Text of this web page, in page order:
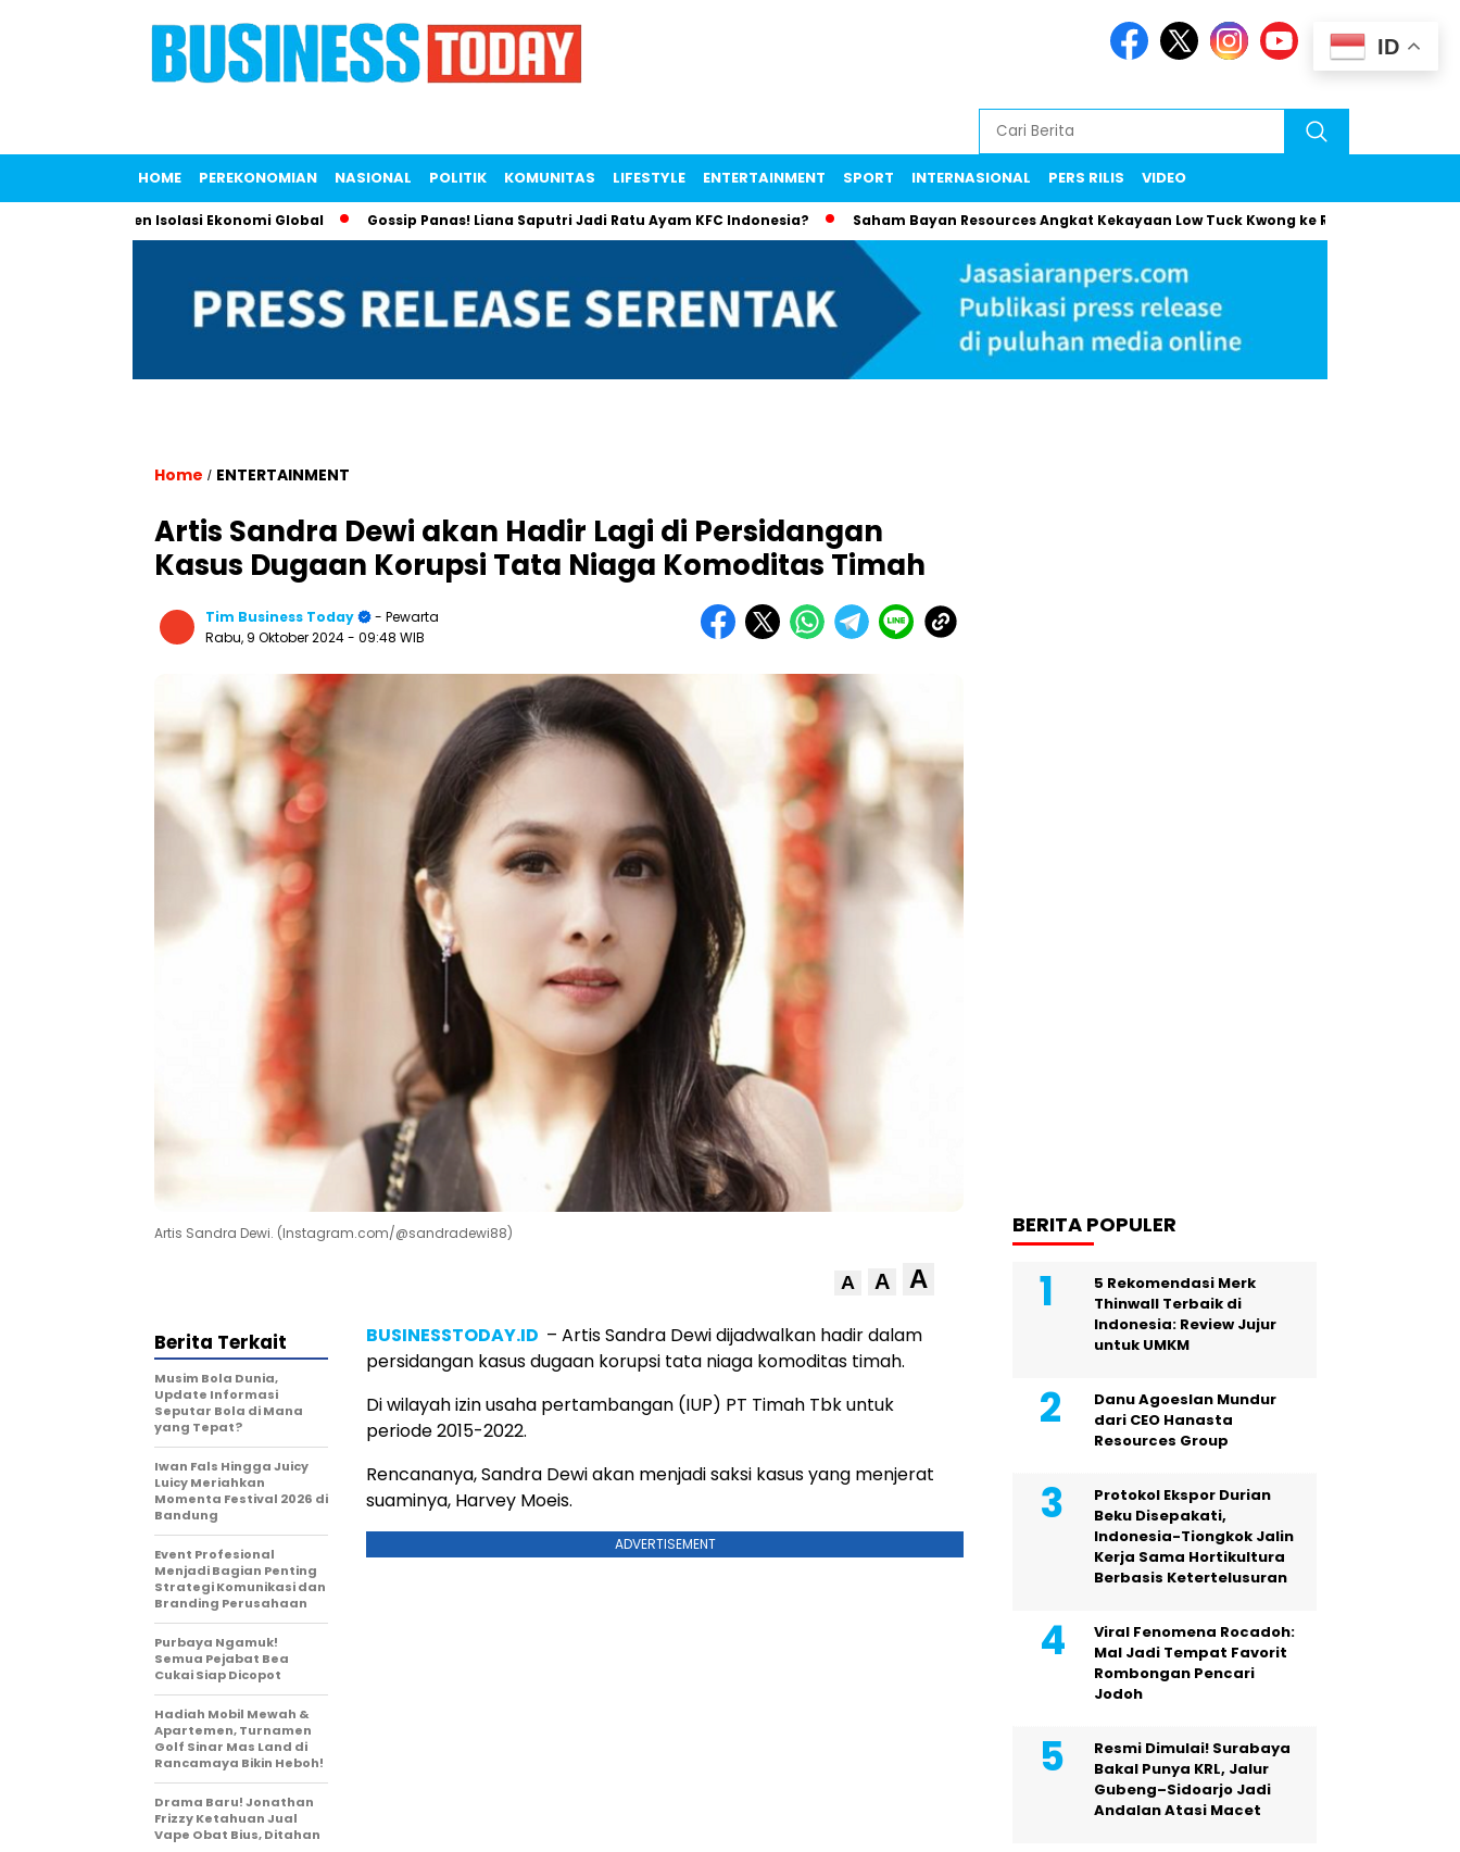
HOME PEREKONOMIAN NASIONAL POLITIK KOMUNITAS LIFESTYLE ENTERTAINMENT SPORT INTERNASIONAL PERS RILIS VIDEO
Tren Isolasi Ekonomi Global Gossip Panas! Liana Saputri Jadi Ratu Ayam KFC Indonesia? Saham Bayan Resources Angkat Kekayaan Low Tuck Kwong ke Rekor Baru
Home / ENTERTAINMENT
Artis Sandra Dewi akan Hadir Lagi di Persidangan
Kasus Dugaan Korupsi Tata Niaga Komoditas Timah
Tim Business Today
- Pewarta
Rabu, 9 Oktober 2024- 09:48 WIB
Artis Sandra Dewi. (Instagram.com/@sandradewi88)
A A A
BUSINESSTODAY.ID – Artis Sandra Dewi dijadwalkan hadir dalam
persidangan kasus dugaan korupsi tata niaga komoditas timah.
Di wilayah izin usaha pertambangan (IUP) PT Timah Tbk untuk
periode 2015-2022.
Rencananya, Sandra Dewi akan menjadi saksi kasus yang menjerat
suaminya, Harvey Moeis.
ADVERTISEMENT
Berita Terkait
Musim Bola Dunia,
Update Informasi
Seputar Bola di Mana
yang Tepat?
Iwan Fals Hingga Juicy
Luicy Meriahkan
Momenta Festival 2026 di
Bandung
Event Profesional
Menjadi Bagian Penting
Strategi Komunikasi dan
Branding Perusahaan
Purbaya Ngamuk!
Semua Pejabat Bea
Cukai Siap Dicopot
Hadiah Mobil Mewah &
Apartemen, Turnamen
Golf Sinar Mas Land di
Rancamaya Bikin Heboh!
Drama Baru! Jonathan
Frizzy Ketahuan Jual
Vape Obat Bius, Ditahan
BERITA POPULER
5 Rekomendasi Merk
Thinwall Terbaik di
Indonesia: Review Jujur
untuk UMKM
Danu Agoeslan Mundur
dari CEO Hanasta
Resources Group
Protokol Ekspor Durian
Beku Disepakati,
Indonesia-Tiongkok Jalin
Kerja Sama Hortikultura
Berbasis Ketertelusuran
Viral Fenomena Rocadoh:
Mal Jadi Tempat Favorit
Rombongan Pencari
Jodoh
Resmi Dimulai! Surabaya
Bakal Punya KRL, Jalur
Gubeng–Sidoarjo Jadi
Andalan Atasi Macet
ID